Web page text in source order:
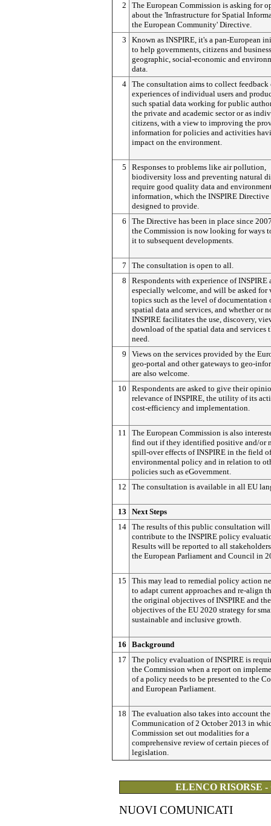
2
The European Commission is asking for
about the 'Infrastructure for Spatial
the European Community' Directive.
3
Known as INSPIRE, it's a pan-European
to help governments, citizens and
geographic, social-economic and
data.
4 The consultation aims to collect feedback
experiences of individual users and
such spatial data working for public
the private and academic sector or as
citizens, with a view to improving the
information for policies and activities
impact on the environment.
5
Responses to problems like air pollution,
biodiversity loss and preventing natural
require good quality data and
information, which the INSPIRE Directive
designed to provide.
6
The Directive has been in place since
the Commission is now looking for ways
it to subsequent developments.
7
The consultation is open to all.
8
Respondents with experience of INSPIRE
especially welcome, and will be asked for
topics such as the level of documentation
spatial data and services, and whether or
INSPIRE facilitates the use, discovery,
download of the spatial data and services
need.
9
Views on the services provided by the
geo-portal and other gateways to geo-
are also welcome.
10
Respondents are asked to give their
relevance of INSPIRE, the utility of its
cost-efficiency and implementation.
11
The European Commission is also
find out if they identified positive and/or
spill-over effects of INSPIRE in the field of
environmental policy and in relation to
policies such as eGovernment.
12
The consultation is available in all EU
13
Next Steps
14 The results of this public consultation will
contribute to the INSPIRE policy
Results will be reported to all
the European Parliament and Council in
15
This may lead to remedial policy action
to adapt current approaches and re-align
the original objectives of INSPIRE and the
objectives of the EU 2020 strategy for
sustainable and inclusive growth.
16
Background
17
The policy evaluation of INSPIRE is
the Commission when a report on
of a policy needs to be presented to the
and European Parliament.
18
The evaluation also takes into account
Communication of 2 October 2013 in
Commission set out modalities for a
comprehensive review of certain pieces of
legislation.
ELENCO RISORSE
NUOVI COMUNICATI